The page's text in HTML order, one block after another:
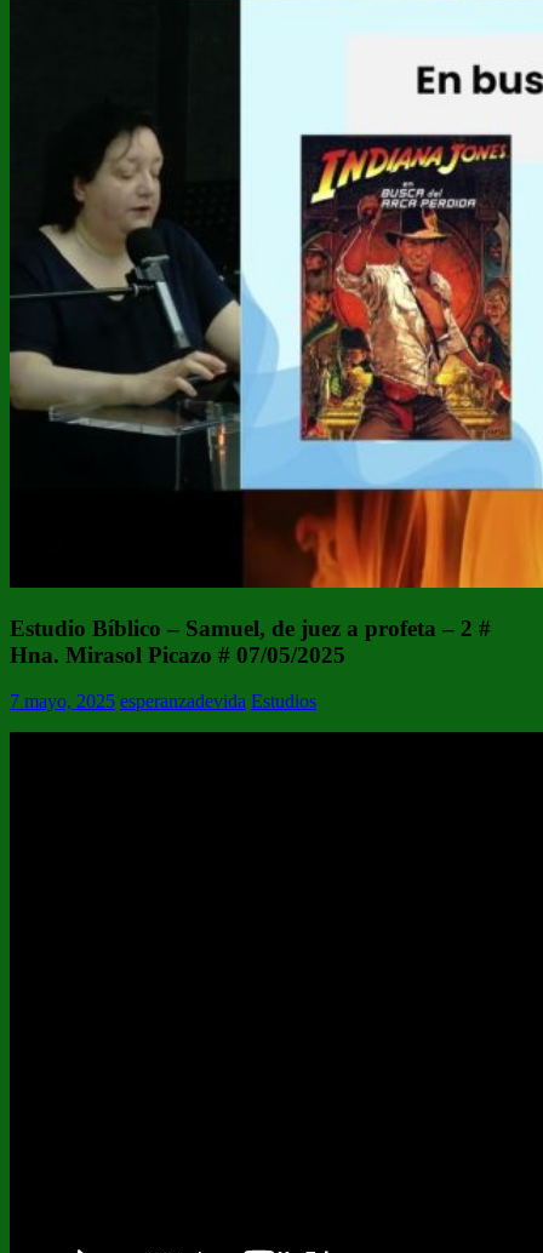
Estudio Bíblico – Samuel, de juez a profeta – 2 #
Hna. Mirasol Picazo # 07/05/2025
7 mayo, 2025 esperanzadevida Estudios